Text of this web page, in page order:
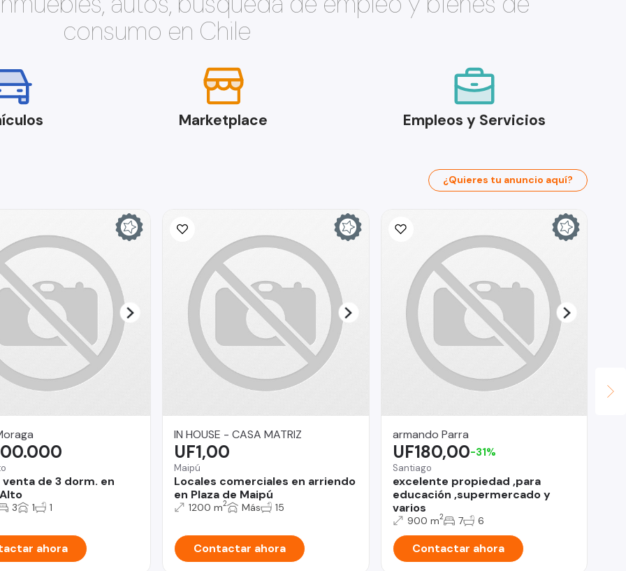
consumo en Chile
Marketplace Empleos y Servicios
¿Quieres tu anuncio aquí?
venta de 3 dorm. en
3 1 1
ahora
IN HOUSE - CASA MATRIZ
Maipú
Locales comerciales en arriendo
en Plaza de Maipú
UF1,00
1200 m2 Más 15
Contactar ahora
armando Parra
Santiago
excelente propiedad ,para
educación ,supermercado y
varios
UF180,00-31%
900 m2 7 6
Contactar ahora